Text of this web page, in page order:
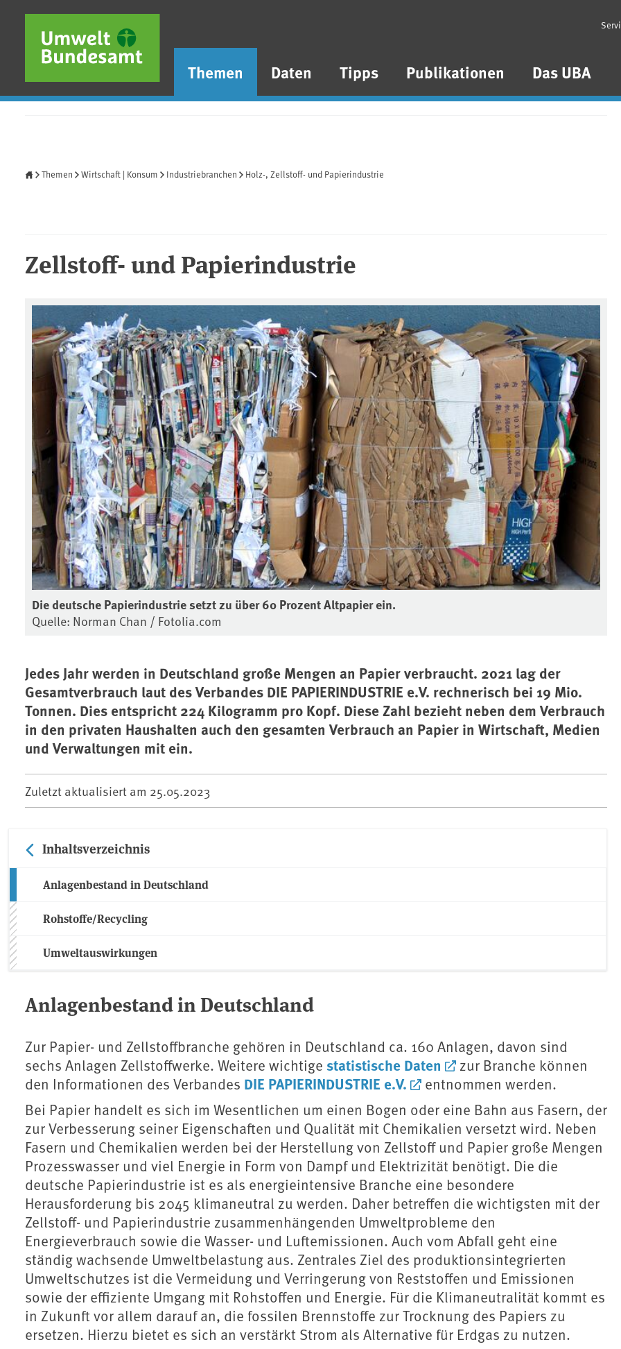
Direkt zum Inhalt
Direkt zum Hauptmenü
Direkt zur Fußzeile
Themen Daten Tipps Publikationen Das UBA
Themen Wirtschaft | Konsum Industriebranchen Holz-, Zellstoff- und Papierindustrie
Zellstoff- und Papierindustrie
Die deutsche Papierindustrie setzt zu über 60 Prozent Altpapier ein.
Quelle: Norman Chan / Fotolia.com
Jedes Jahr werden in Deutschland große Mengen an Papier verbraucht. 2021 lag der
Gesamtverbrauch laut des Verbandes DIE PAPIERINDUSTRIE e.V. rechnerisch bei 19 Mio.
Tonnen. Dies entspricht 224 Kilogramm pro Kopf. Diese Zahl bezieht neben dem Verbrauch
in den privaten Haushalten auch den gesamten Verbrauch an Papier in Wirtschaft, Medien
und Verwaltungen mit ein.
Zuletzt aktualisiert am 25.05.2023
Inhaltsverzeichnis
Anlagenbestand in Deutschland
Rohstoffe/Recycling
Umweltauswirkungen
Anlagenbestand in Deutschland
Zur Papier- und Zellstoffbranche gehören in Deutschland ca. 160 Anlagen, davon sind
sechs Anlagen Zellstoffwerke. Weitere wichtige statistische Daten
zur Branche können
den Informationen des Verbandes DIE PAPIERINDUSTRIE e.V.
entnommen werden.
Bei Papier handelt es sich im Wesentlichen um einen Bogen oder eine Bahn aus Fasern, der
zur Verbesserung seiner Eigenschaften und Qualität mit Chemikalien versetzt wird. Neben
Fasern und Chemikalien werden bei der Herstellung von Zellstoff und Papier große Mengen
Prozesswasser und viel Energie in Form von Dampf und Elektrizität benötigt. Die die
deutsche Papierindustrie ist es als energieintensive Branche eine besondere
Herausforderung bis 2045 klimaneutral zu werden. Daher betreffen die wichtigsten mit der
Zellstoff- und Papierindustrie zusammenhängenden Umweltprobleme den
Energieverbrauch sowie die Wasser- und Luftemissionen. Auch vom Abfall geht eine
ständig wachsende Umweltbelastung aus. Zentrales Ziel des produktionsintegrierten
Umweltschutzes ist die Vermeidung und Verringerung von Reststoffen und Emissionen
sowie der effiziente Umgang mit Rohstoffen und Energie. Für die Klimaneutralität kommt es
in Zukunft vor allem darauf an, die fossilen Brennstoffe zur Trocknung des Papiers zu
ersetzen. Hierzu bietet es sich an verstärkt Strom als Alternative für Erdgas zu nutzen.